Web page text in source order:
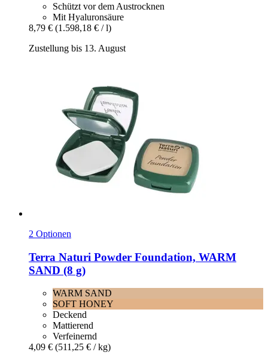
Schützt vor dem Austrocknen
Mit Hyaluronsäure
8,79 € (1.598,18 € / l)
Zustellung bis 13. August
2 Optionen
Terra Naturi Powder Foundation, WARM
SAND (8 g)
WARM SAND
SOFT HONEY
Deckend
Mattierend
Verfeinernd
4,09 € (511,25 € / kg)